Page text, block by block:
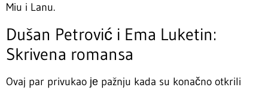
Miu i Lanu.
Dušan Petrović i Ema Luketin:
Skrivena romansa
Ovaj par privukao је pažnju kada su konačno otkrili